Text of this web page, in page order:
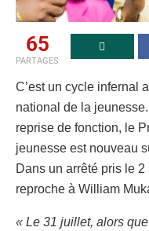
65
PARTAGES
C’est un cycle infernal
national de la
reprise de fonction, le
jeunesse est nouveau
Dans un arrêté pris le
reproche à William
« Le 31 juillet, alors